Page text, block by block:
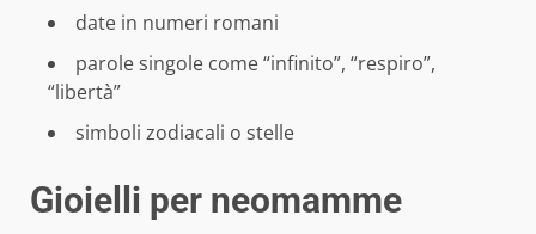
date in numeri romani
parole singole come “infinito”, “respiro”,
“libertà”
simboli zodiacali o stelle
Gioielli per neomamme